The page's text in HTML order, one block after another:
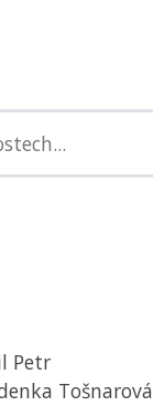
Petr
Tošnarová